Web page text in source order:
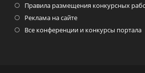
Правила размещения конкурсных
Реклама на сайте
Все конференции и конкурсы портала